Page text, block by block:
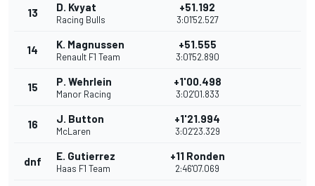
13 D. Kvyat
Racing Bulls
+51.192
3:01'52.527
14 K. Magnussen
Renault F1 Team
+51.555
3:01'52.890
15 P. Wehrlein
Manor Racing
+1'00.498
3:02'01.833
16 J. Button
McLaren
+1'21.994
3:02'23.329
dnf E. Gutierrez
Haas F1 Team
+11 Ronden
2:46'07.069